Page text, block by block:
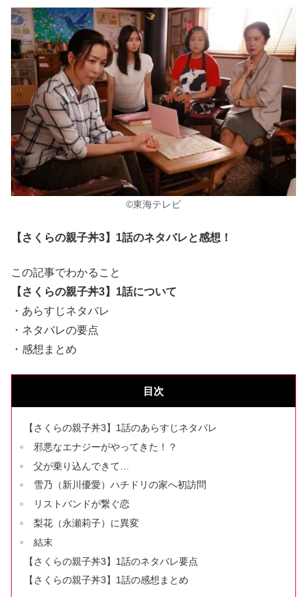
©東海テレビ
【さくらの親子丼3】1話のネタバレと感想！
この記事でわかること
【さくらの親子丼3】1話について
・あらすじネタバレ
・ネタバレの要点
・感想まとめ
目次
【さくらの親子丼3】1話のあらすじネタバレ
邪悪なエナジーがやってきた！？
父が乗り込んできて…
雪乃（新川優愛）ハチドリの家へ初訪問
リストバンドが繋ぐ恋
梨花（永瀬莉子）に異変
結末
【さくらの親子丼3】1話のネタバレ要点
【さくらの親子丼3】1話の感想まとめ